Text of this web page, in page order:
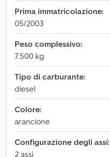
Prima immatricolazione:
05/2003
Peso complessivo:
7.500 kg
Tipo di carburante:
diesel
Colore:
arancione
Configurazione degli assi:
2 assi